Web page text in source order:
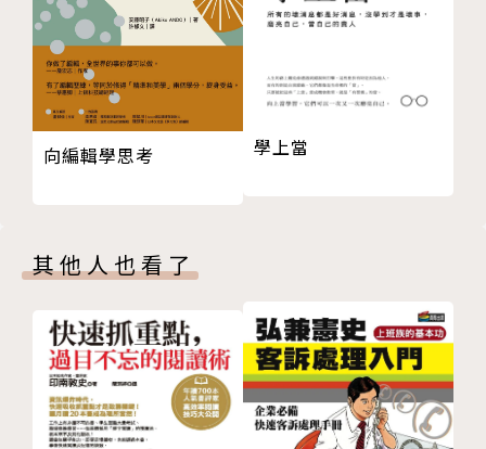
叫阿婆姑娘，不遭白眼才怪
幾句好聽的話，理性消費者也破功
甜言蜜語適可而止，切不可花言巧語
第五章 談話投機，人際如意
話一投機，聊起勁來
一、投其所好、找取共通：
第六章 幽默風趣，無往不利
噓寒問暖好聽的話，要講得窩心
講好笑的話，切莫弄巧成拙
幽默像寫文章，可以培養與練習
運用諧音，談吐風趣
高齡不是從政障礙，雷根反將對手一軍
自我消遣，更能製造笑果
向編輯學思考 學上當
其他人也看了